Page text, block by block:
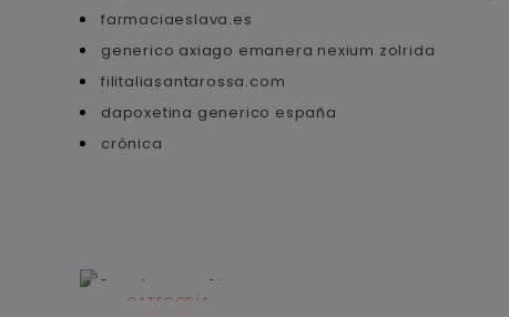
farmaciaeslava.es
generico axiago emanera nexium zolrida
filitaliasantarossa.com
dapoxetina generico españa
crónica
CATEGORÍA